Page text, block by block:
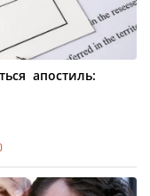
апостиль: